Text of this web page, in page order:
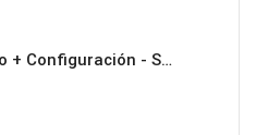
CRM Básico + Configuración - Solución Todo en Uno con Website y Automatización